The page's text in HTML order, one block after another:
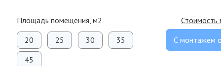
Площадь помещения, м2
20 25 30
35
45
Стоимость
С монтажем